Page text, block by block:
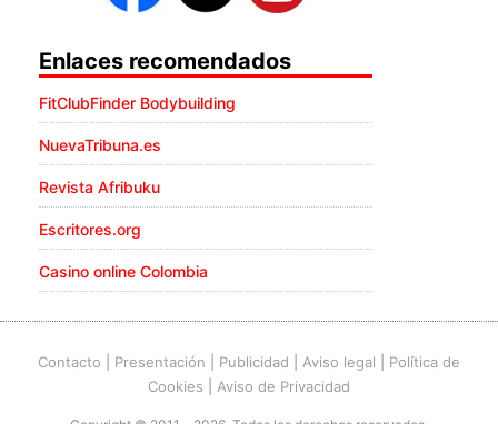
Enlaces recomendados
FitClubFinder Bodybuilding
NuevaTribuna.es
Revista Afribuku
Escritores.org
Casino online Colombia
Contacto Presentación Publicidad Aviso legal
Política de
Cookies
Aviso de Privacidad